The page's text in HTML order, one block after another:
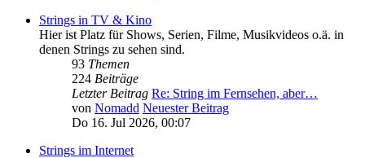
Strings in TV & Kino
Hier ist Platz für Shows, Serien, Filme, Musikvideos o.ä. in
denen Strings zu sehen sind.
93 Themen
224 Beiträge
Letzter Beitrag Re: String im Fernsehen, aber…
von Nomadd Neuester Beitrag
Do 16. Jul 2026, 00:07
Strings im Internet